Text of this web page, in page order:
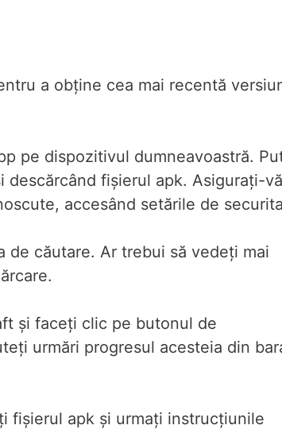
a obține cea mai recentă
pe dispozitivul dumneavoastră.
fișierul apk. Asigurați-
accesând setările de
de căutare. Ar trebui să vedeți mai
și faceți clic pe butonul de
urmări progresul acesteia din
fișierul apk și urmați instrucțiunile